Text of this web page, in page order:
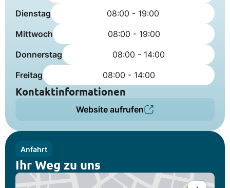
Dienstag
08:00 - 19:00
Mittwoch
08:00 - 19:00
Donnerstag
08:00 - 14:00
Freitag
08:00 - 14:00
Kontaktinformationen
Website aufrufen
Anfahrt
Ihr Weg zu uns